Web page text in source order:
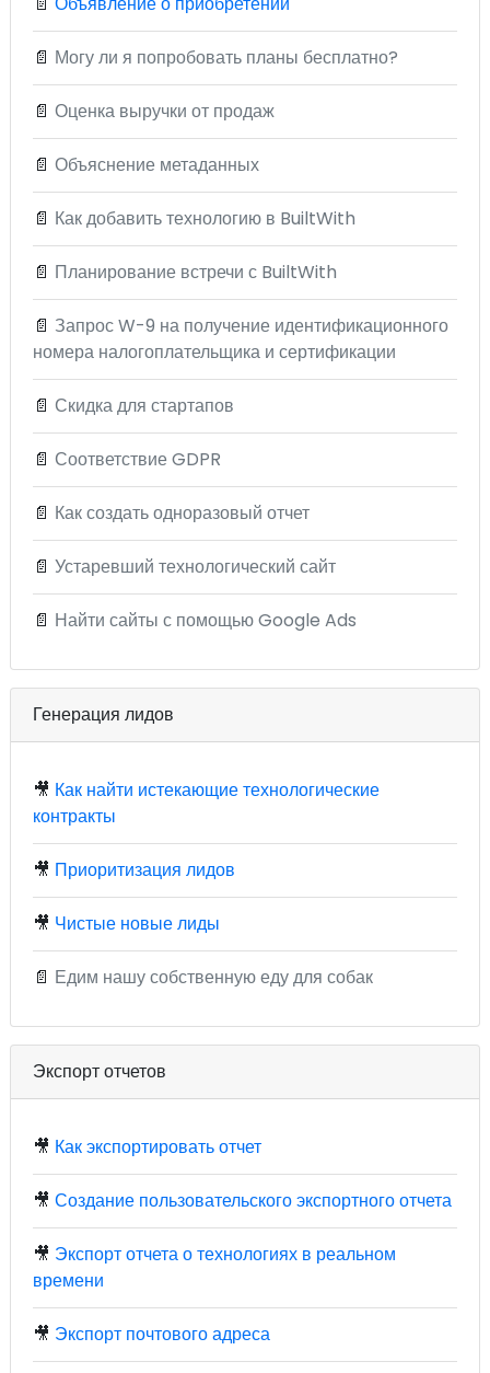
📄 Могу ли я попробовать планы бесплатно?
📄 Оценка выручки от продаж
📄 Объяснение метаданных
📄 Как добавить технологию в BuiltWith
📄 Планирование встречи с BuiltWith
📄 Запрос W-9 на получение идентификационного
номера налогоплательщика и сертификации
📄 Скидка для стартапов
📄 Соответствие GDPR
📄 Как создать одноразовый отчет
📄 Устаревший технологический сайт
📄 Найти сайты с помощью Google Ads
Генерация лидов
🎥 Как найти истекающие технологические
контракты
🎥 Приоритизация лидов
🎥 Чистые новые лиды
📄 Едим нашу собственную еду для собак
Экспорт отчетов
🎥 Как экспортировать отчет
🎥 Создание пользовательского экспортного отчета
🎥 Экспорт отчета о технологиях в реальном
времени
🎥 Экспорт почтового адреса